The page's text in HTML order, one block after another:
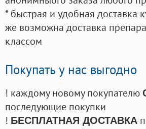
* быстрая и удобная доставка
же возможна доставка
классом
Покупать у нас выгодно
! каждому новому покупателю
последующие покупки
! БЕСПЛАТНАЯ ДОСТАВКА